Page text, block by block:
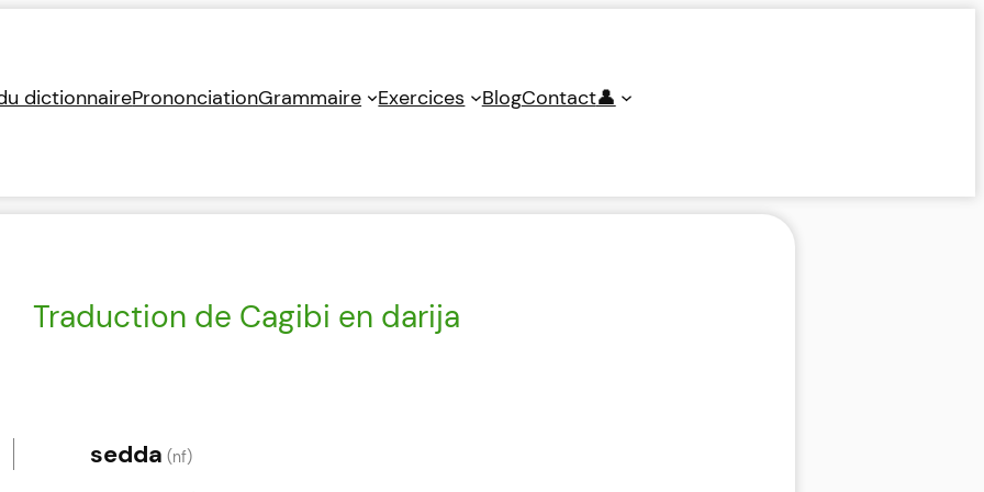
dictionnairePrononciationGrammaire Exercices BlogContact👤
Traduction de Cagibi en darija
sedda (nf)